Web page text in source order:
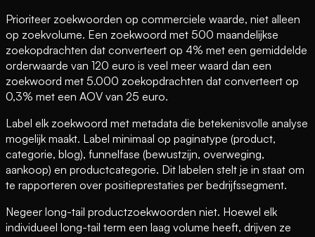
Prioriteer zoekwoorden op commerciele waarde, niet alleen
op zoekvolume. Een zoekwoord met 500 maandelijkse
zoekopdrachten dat converteert op 4% met een gemiddelde
orderwaarde van 120 euro is veel meer waard dan een
zoekwoord met 5.000 zoekopdrachten dat converteert op
0,3% met een AOV van 25 euro.
Label elk zoekwoord met metadata die betekenisvolle analyse
mogelijk maakt. Label minimaal op paginatype (product,
categorie, blog), funnelfase (bewustzijn, overweging,
aankoop) en productcategorie. Dit labelen stelt je in staat om
te rapporteren over positieprestaties per bedrijfssegment.
Negeer long-tail productzoekwoorden niet. Hoewel elk
individueel long-tail term een laag volume heeft, drijven ze